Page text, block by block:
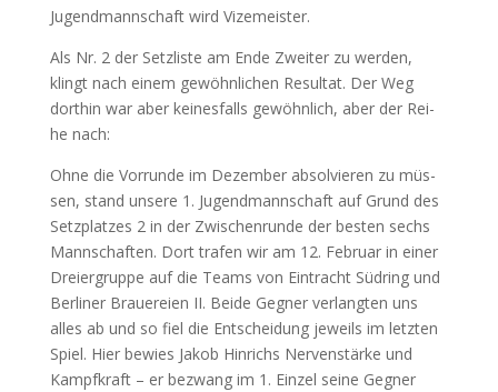
Jugend­mann­schaft wird Vizemeister.
Als Nr. 2 der Setz­lis­te am Ende Zwei­ter zu wer­den,
klingt nach einem gewöhn­li­chen Resul­tat. Der Weg
dort­hin war aber kei­nes­falls gewöhn­lich, aber der Rei­
he nach:
Ohne die Vor­run­de im Dezem­ber absol­vie­ren zu müs­
sen, stand unse­re 1. Jugend­mann­schaft auf Grund des
Setz­plat­zes 2 in der Zwi­schen­run­de der bes­ten sechs
Mann­schaf­ten. Dort tra­fen wir am 12. Febru­ar in einer
Drei­er­grup­pe auf die Teams von Ein­tracht Süd­ring und
Ber­li­ner Braue­rei­en II. Bei­de Geg­ner ver­lang­ten uns
alles ab und so fiel die Ent­schei­dung jeweils im letz­ten
Spiel. Hier bewies Jakob Hin­richs Ner­ven­stär­ke und
Kampf­kraft – er bezwang im 1. Ein­zel sei­ne Geg­ner